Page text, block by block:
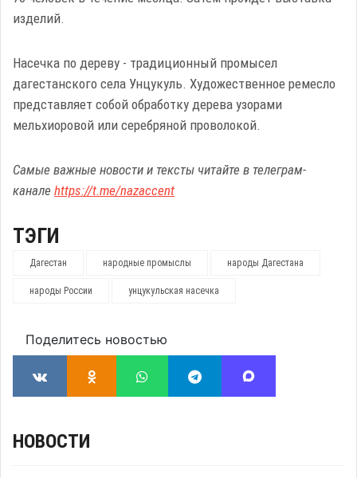
изделий.
Насечка по дереву - традиционный промысел
дагестанского села Унцукуль. Художественное ремесло
представляет собой обработку дерева узорами
мельхиоровой или серебряной проволокой.
Самые важные новости и тексты читайте в телеграм-
канале https://t.me/nazaccent
ТЭГИ
Дагестан народные промыслы народы Дагестана
народы России унцукульская насечка
Поделитесь новостью
НОВОСТИ